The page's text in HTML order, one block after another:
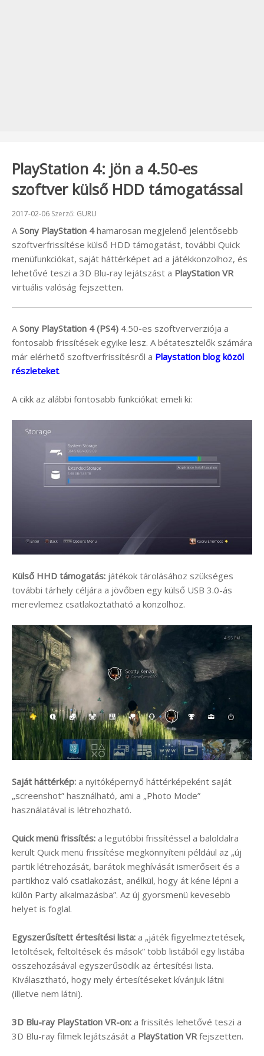
PlayStation 4: jön a 4.50-es
szoftver külső HDD támogatással
Beküldve:
2017-02-06 Szerző: GURU
A Sony PlayStation 4hamarosan megjelenő jelentősebb
szoftverfrissítése külső HDD támogatást, további Quick
menüfunkciókat, saját háttérképet ad a játékkonzolhoz, és
lehetővé teszi a 3D Blu-ray lejátszást a PlayStation VR
virtuális valóság fejszetten.
A Sony PlayStation 4 (PS4) 4.50-es szoftververziója a
fontosabb frissítések egyike lesz. A bétatesztelők számára
már elérhető szoftverfrissítésről a Playstation blog közöl
részleteket.
A cikk az alábbi fontosabb funkciókat emeli ki:
Külső HHD támogatás: játékok tárolásához szükséges
további tárhely céljára a jövőben egy külső USB 3.0-ás
merevlemez csatlakoztatható a konzolhoz.
Saját háttérkép: a nyitóképernyő háttérképeként saját
„screenshot” használható, ami a „Photo Mode”
használatával is létrehozható.
Quick menü frissítés: a legutóbbi frissítéssel a baloldalra
került Quick menü frissítése megkönnyíteni például az „új
partik létrehozását, barátok meghívását ismerőseit és a
partikhoz való csatlakozást, anélkül, hogy át kéne lépni a
külön Party alkalmazásba”. Az új gyorsmenü kevesebb
helyet is foglal.
Egyszerűsített értesítési lista: a „játék figyelmeztetések,
letöltések, feltöltések és mások” több listából egy listába
összehozásával egyszerűsödik az értesítési lista.
Kiválasztható, hogy mely értesítéseket kívánjuk látni
(illetve nem látni).
3D Blu-ray PlayStation VR-on: a frissítés lehetővé teszi a
3D Blu-ray filmek lejátszását a PlayStation VRfejszetten.